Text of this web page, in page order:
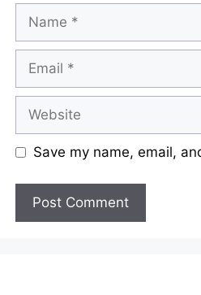
Name
Email
Website
Save my name, email,